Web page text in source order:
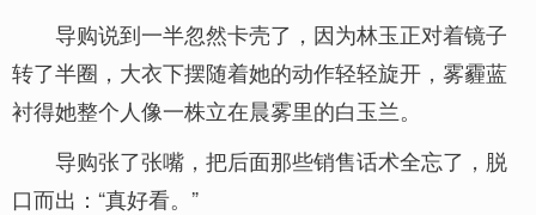
导购说到一半忽然卡壳了，因为林玉正对着镜子
转了半圈，大衣下摆随着她的动作轻轻旋开，雾霾蓝
衬得她整个人像一株立在晨雾里的白玉兰。
导购张了张嘴，把后面那些销售话术全忘了，脱
口而出：“真好看。”